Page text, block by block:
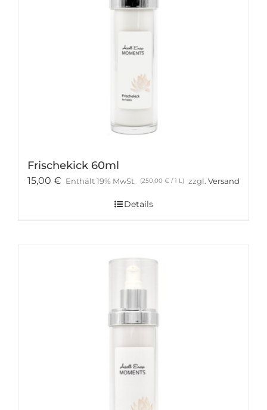
Frischekick 60ml
15,00 € Enthält 19% MwSt. (250,00 € / 1 L) zzgl. Versand
Details